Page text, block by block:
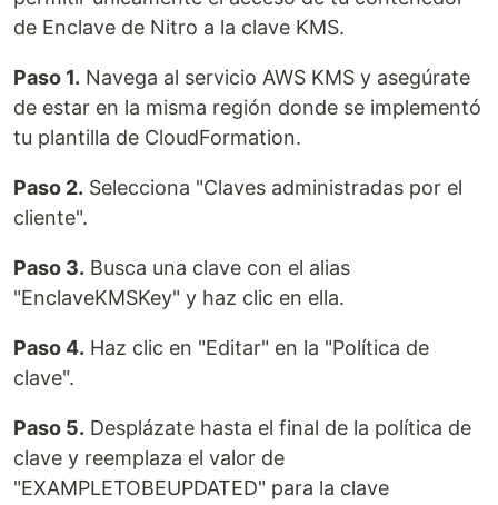
de Enclave de Nitro a la clave KMS.
Paso 1. Navega al servicio AWS KMS y asegúrate
de estar en la misma región donde se implementó
tu plantilla de CloudFormation.
Paso 2. Selecciona "Claves administradas por el
cliente".
Paso 3. Busca una clave con el alias
"EnclaveKMSKey" y haz clic en ella.
Paso 4. Haz clic en "Editar" en la "Política de
clave".
Paso 5. Desplázate hasta el final de la política de
clave y reemplaza el valor de
"EXAMPLETOBEUPDATED" para la clave